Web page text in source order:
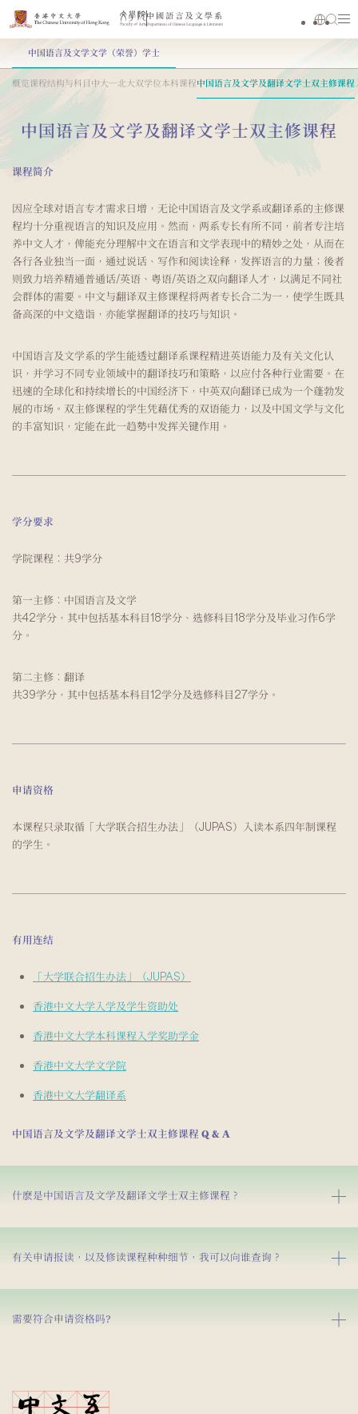
中国语言及文学文学（荣誉）学士
概览课程结构与科目 中大─北大双学位本科课程中国语言及文学及翻译文学士双主修课程
中国语言及文学及翻译文学士双主修课程
课程简介
因应全球对语言专才需求日增，无论中国语言及文学系或翻译系的主修课
程均十分重视语言的知识及应用。然而，两系专长有所不同，前者专注培
养中文人才，俾能充分理解中文在语言和文学表现中的精妙之处，从而在
各行各业独当一面，通过说话、写作和阅读诠释，发挥语言的力量；後者
则致力培养精通普通话/英语、粤语/英语之双向翻译人才，以满足不同社
会群体的需要。中文与翻译双主修课程将两者专长合二为一，使学生既具
备高深的中文造诣，亦能掌握翻译的技巧与知识。
中国语言及文学系的学生能透过翻译系课程精进英语能力及有关文化认
识，并学习不同专业领域中的翻译技巧和策略，以应付各种行业需要。在
迅速的全球化和持续增长的中国经济下，中英双向翻译已成为一个蓬勃发
展的市场。双主修课程的学生凭藉优秀的双语能力，以及中国文学与文化
的丰富知识，定能在此一趋勢中发挥关键作用。
学分要求
学院课程︰共9学分
第一主修︰中国语言及文学
共42学分，其中包括基本科目18学分、选修科目18学分及毕业习作6学
分。
第二主修︰翻译
共39学分，其中包括基本科目12学分及选修科目27学分。
申请资格
本课程只录取循「大学联合招生办法」（JUPAS）入读本系四年制课程
的学生。
有用连结
「大学联合招生办法」（JUPAS）
香港中文大学入学及学生资助处
香港中文大学本科课程入学奖助学金
香港中文大学文学院
香港中文大学翻译系
中国语言及文学及翻译文学士双主修课程 Q & A
什麽是中国语言及文学及翻译文学士双主修课程？
有关申请报读，以及修读课程种种细节，我可以向谁查询？
需要符合申请资格吗?